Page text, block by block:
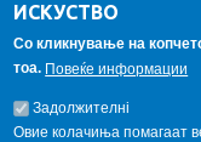
ГАЛЕРИЈА
ИСКУСТВО
Со кликнување на
тоа. Повеќе информации
Задолжителнi
Овие колачиња помагаат